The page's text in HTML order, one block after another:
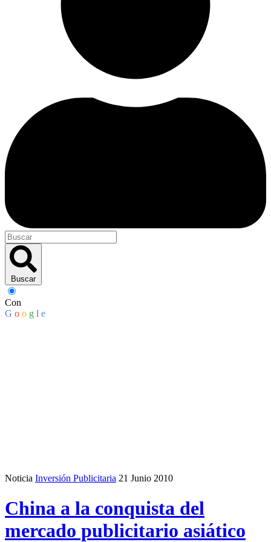
Buscar
Con
G o o g l e
Noticia Inversión Publicitaria 21 Junio 2010
China a la conquista del
mercado publicitario asiático